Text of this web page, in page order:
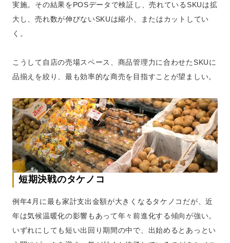
実施。その結果をPOSデータで検証し、売れているSKUは拡
大し、売れ数が伸びないSKUは縮小、またはカットしてい
く。
こうして自店の売場スペース、商品管理力に合わせたSKUに
品揃えを絞り、最も効率的な商売を目指すことが望ましい。
短期決戦のタケノコ
例年4月に最も家計支出金額が大きくなるタケノコだが、近
年は気候温暖化の影響もあって年々前進化する傾向が強い。
いずれにしても短い出回り期間の中で、出始めるとあっとい